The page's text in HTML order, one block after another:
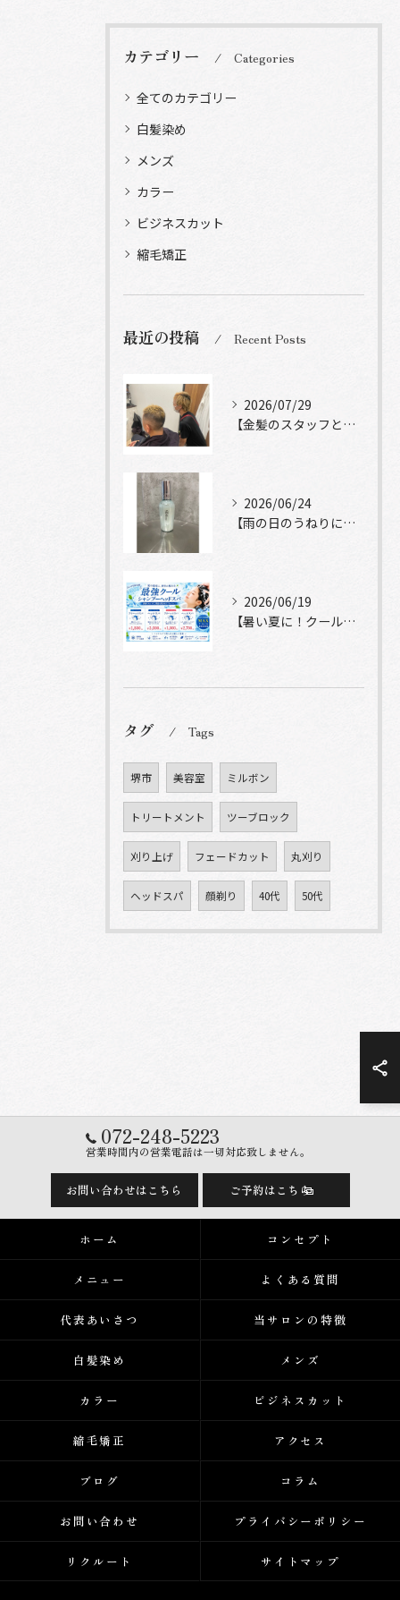
カテゴリー Categories
全てのカテゴリー
白髪染め
メンズ
カラー
ビジネスカット
縮毛矯正
最近の投稿 Recent Posts
2026/07/29
【金髪のスタッフと常連様ショット】
2026/06/24
【雨の日のうねりにストレートロック】
2026/06/19
【暑い夏に！クールシャンプーヘッドスパ】
タグ Tags
堺市 美容室 ミルボン
トリートメント ツーブロック
刈り上げ フェードカット 丸刈り
ヘッドスパ 顔剃り 40代 50代
072-248-5223
営業時間内の営業電話は一切対応致しません。
お問い合わせはこちら ご予約はこちら
ホーム コンセプト
メニュー よくある質問
代表あいさつ 当サロンの特徴
白髪染め メンズ
カラー ビジネスカット
縮毛矯正 アクセス
ブログ コラム
お問い合わせ プライバシーポリシー
リクルート サイトマップ